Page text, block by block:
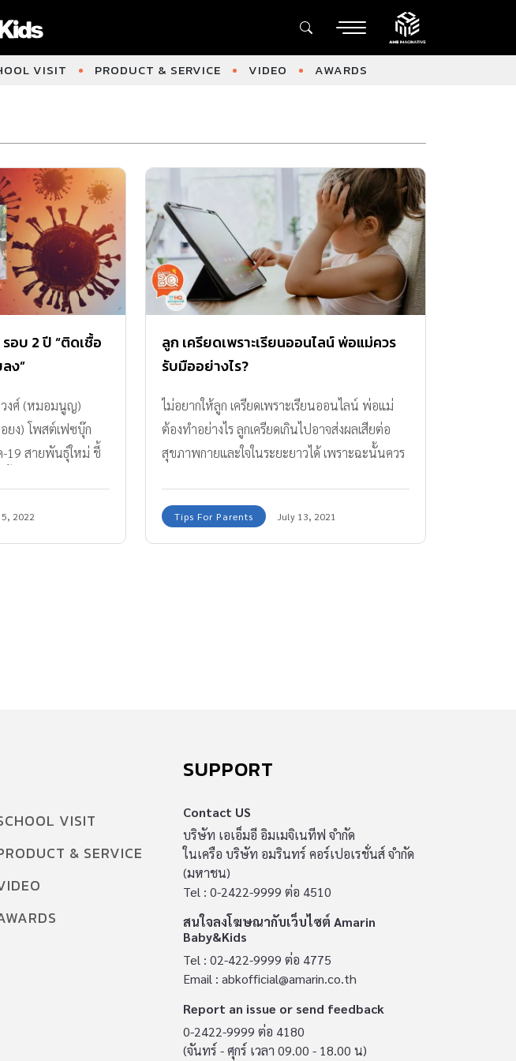
VISIT PRODUCT & SERVICE VIDEO AWARDS
อบ 2 ปี “ติดเชื้อ
ง”
งศ์ (หมอมนูญ)
ยง) โพสต์เฟซบุ๊ก
-19 สายพันธุ์ใหม่ ชี้
5, 2022
ลูก เครียดเพราะเรียนออนไลน์ พ่อแม่ควร
รับมืออย่างไร?
ไม่อยากให้ลูก เครียดเพราะเรียนออนไลน์ พ่อแม่
ต้องทำอย่างไร ลูกเครียดเกินไปอาจส่งผลเสียต่อ
สุขภาพกายและใจในระยะยาวได้ เพราะฉะนั้นควร
Tips For Parents July 13, 2021
VISIT
& SERVICE
SUPPORT
Contact US
บริษัท เอเอ็มอี อิมเมจิเนทีฟ จำกัด
ในเครือ บริษัท อมรินทร์ คอร์เปอเรชั่นส์ จำกัด
(มหาชน)
Tel : 0-2422-9999 ต่อ 4510
สนใจลงโฆษณากับเว็บไซต์ Amarin
Baby&Kids
Tel : 02-422-9999 ต่อ 4775
Email : abkofficial@amarin.co.th
Report an issue or send feedback
0-2422-9999 ต่อ 4180
(จันทร์ - ศุกร์ เวลา 09.00 - 18.00 น)